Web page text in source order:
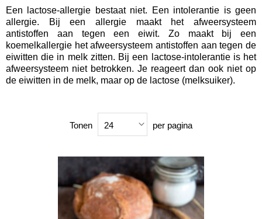
Een lactose-allergie bestaat niet. Een intolerantie is geen
allergie. Bij een allergie maakt het afweersysteem
antistoffen aan tegen een eiwit. Zo maakt bij een
koemelkallergie het afweersysteem antistoffen aan tegen de
eiwitten die in melk zitten. Bij een lactose-intolerantie is het
afweersysteem niet betrokken. Je reageert dan ook niet op
de eiwitten in de melk, maar op de lactose (melksuiker).
Tonen 24 per pagina